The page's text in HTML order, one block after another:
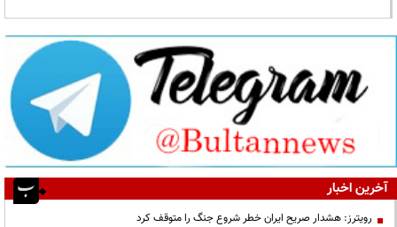
آخرین اخبار
رویترز: هشدار صریح ایران خطر شروع جنگ را متوقف کرد